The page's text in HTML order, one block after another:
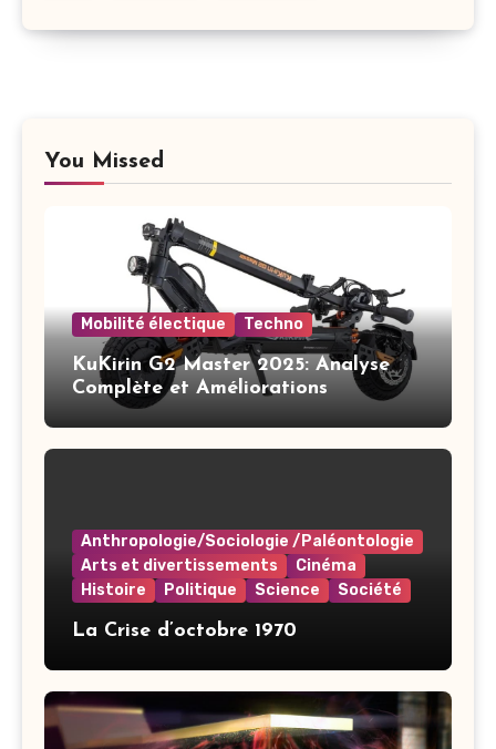
You Missed
Mobilité électique Techno
KuKirin G2 Master 2025: Analyse
Complète et Améliorations
Anthropologie/Sociologie /Paléontologie
Arts et divertissements
Cinéma
Histoire
Politique Science Société
La Crise d’octobre 1970